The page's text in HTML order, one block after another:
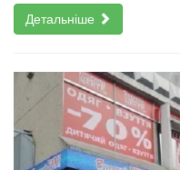
Детальніше